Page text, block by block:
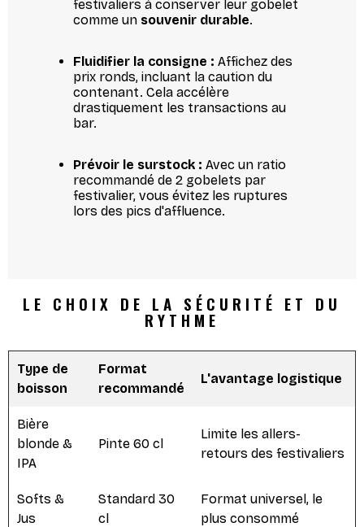
festivaliers à conserver leur gobelet
comme un souvenir durable.
Fluidifier la consigne : Affichez des
prix ronds, incluant la caution du
contenant. Cela accélère
drastiquement les transactions au
bar.
Prévoir le surstock : Avec un ratio
recommandé de 2 gobelets par
festivalier, vous évitez les ruptures
lors des pics d'affluence.
LE CHOIX DE LA SÉCURITÉ ET DU
RYTHME
Type de
boisson
Format
recommandé
L'avantage logistique
Bière
blonde &
IPA
Pinte 60 cl
Limite les allers-
retours des festivaliers
Softs &
Jus
Standard 30
cl
Format universel, le
plus consommé